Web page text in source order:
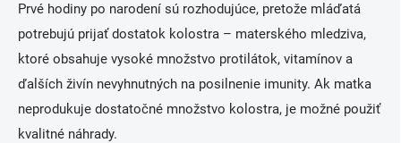
Prvé hodiny po narodení sú rozhodujúce, pretože mláďatá
potrebujú prijať dostatok kolostra – materského mledziva,
ktoré obsahuje vysoké množstvo protilátok, vitamínov a
ďalších živín nevyhnutných na posilnenie imunity. Ak matka
neprodukuje dostatočné množstvo kolostra, je možné použiť
kvalitné náhrady.